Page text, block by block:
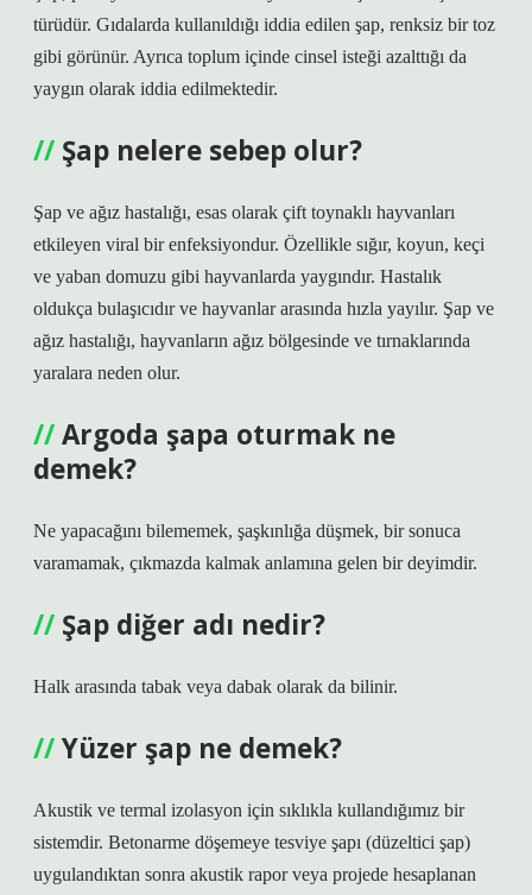
türüdür. Gıdalarda kullanıldığı iddia edilen şap, renksiz bir toz
gibi görünür. Ayrıca toplum içinde cinsel isteği azalttığı da
yaygın olarak iddia edilmektedir.
Şap nelere sebep olur?
Şap ve ağız hastalığı, esas olarak çift toynaklı hayvanları
etkileyen viral bir enfeksiyondur. Özellikle sığır, koyun, keçi
ve yaban domuzu gibi hayvanlarda yaygındır. Hastalık
oldukça bulaşıcıdır ve hayvanlar arasında hızla yayılır. Şap ve
ağız hastalığı, hayvanların ağız bölgesinde ve tırnaklarında
yaralara neden olur.
Argoda şapa oturmak ne
demek?
Ne yapacağını bilememek, şaşkınlığa düşmek, bir sonuca
varamamak, çıkmazda kalmak anlamına gelen bir deyimdir.
Şap diğer adı nedir?
Halk arasında tabak veya dabak olarak da bilinir.
Yüzer şap ne demek?
Akustik ve termal izolasyon için sıklıkla kullandığımız bir
sistemdir. Betonarme döşemeye tesviye şapı (düzeltici şap)
uygulandıktan sonra akustik rapor veya projede hesaplanan